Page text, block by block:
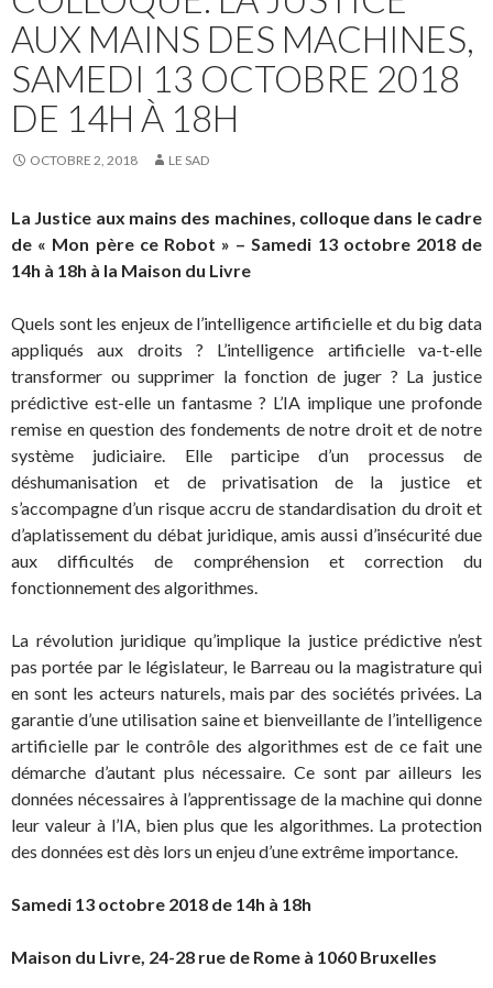
AUX MAINS DES MACHINES,
SAMEDI 13 OCTOBRE 2018
DE 14H À 18H
OCTOBRE 2, 2018 LE SAD
La Justice aux mains des machines, colloque dans le cadre
de « Mon père ce Robot » – Samedi 13 octobre 2018 de
14h à 18h à la Maison du Livre
Quels sont les enjeux de l’intelligence artificielle et du big data
appliqués aux droits ? L’intelligence artificielle va-t-elle
transformer ou supprimer la fonction de juger ? La justice
prédictive est-elle un fantasme ? L’IA implique une profonde
remise en question des fondements de notre droit et de notre
système judiciaire. Elle participe d’un processus de
déshumanisation et de privatisation de la justice et
s’accompagne d’un risque accru de standardisation du droit et
d’aplatissement du débat juridique, amis aussi d’insécurité due
aux difficultés de compréhension et correction du
fonctionnement des algorithmes.
La révolution juridique qu’implique la justice prédictive n’est
pas portée par le législateur, le Barreau ou la magistrature qui
en sont les acteurs naturels, mais par des sociétés privées. La
garantie d’une utilisation saine et bienveillante de l’intelligence
artificielle par le contrôle des algorithmes est de ce fait une
démarche d’autant plus nécessaire. Ce sont par ailleurs les
données nécessaires à l’apprentissage de la machine qui donne
leur valeur à l’IA, bien plus que les algorithmes. La protection
des données est dès lors un enjeu d’une extrême importance.
Samedi 13 octobre 2018 de 14h à 18h
Maison du Livre, 24-28 rue de Rome à 1060 Bruxelles